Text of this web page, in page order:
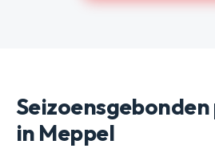
in Meppel